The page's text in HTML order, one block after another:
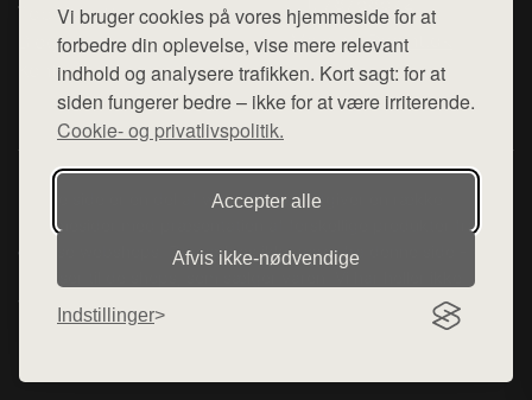
Vi bruger cookies på vores hjemmeside for at
forbedre din oplevelse, vise mere relevant
indhold og analysere trafikken. Kort sagt: for at
siden fungerer bedre – ikke for at være irriterende.
Cookie- og privatlivspolitik.
Accepter alle
Afvis ikke‑nødvendige
Indstillinger
Top Rabatter
Blog
Kontakt
Mail: hej@want.dk
Cookie- og privatlivspolitik
Denne side er en del af want.dk, der udgiver en række
hjemmesider med præsentation af forskellige produkter fra
diverse webshops. Der sælges ikke varer fra denne side - vi
henviser til de shops, som sælger varen. Vi har heller ikke
varerne på lager.